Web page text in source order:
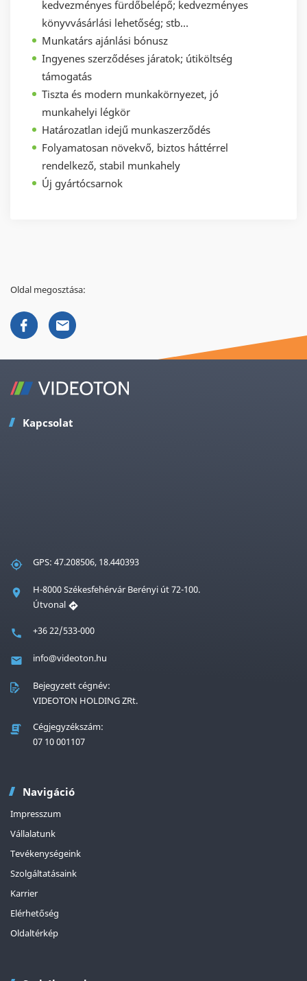
kedvezményes fürdőbelépő; kedvezményes
könyvvásárlási lehetőség; stb…
Munkatárs ajánlási bónusz
Ingyenes szerződéses járatok; útiköltség
támogatás
Tiszta és modern munkakörnyezet, jó
munkahelyi légkör
Határozatlan idejű munkaszerződés
Folyamatosan növekvő, biztos háttérrel
rendelkező, stabil munkahely
Új gyártócsarnok
Oldal megosztása:
Kapcsolat
GPS: 47.208506, 18.440393
H-8000 Székesfehérvár Berényi út 72-100.
Útvonal
+36 22/533-000
info@videoton.hu
Bejegyzett cégnév:
VIDEOTON HOLDING ZRt.
Cégjegyzékszám:
07 10 001107
Navigáció
Impresszum
Vállalatunk
Tevékenységeink
Szolgáltatásaink
Karrier
Elérhetőség
Oldaltérkép